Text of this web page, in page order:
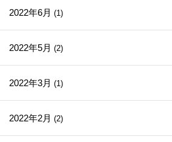
2022年6月 (1)
2022年5月 (2)
2022年3月 (1)
2022年2月 (2)